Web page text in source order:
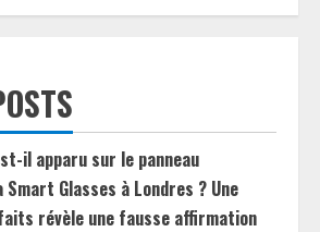
il apparu sur le panneau
Glasses à Londres ? Une
révèle une fausse affirmation